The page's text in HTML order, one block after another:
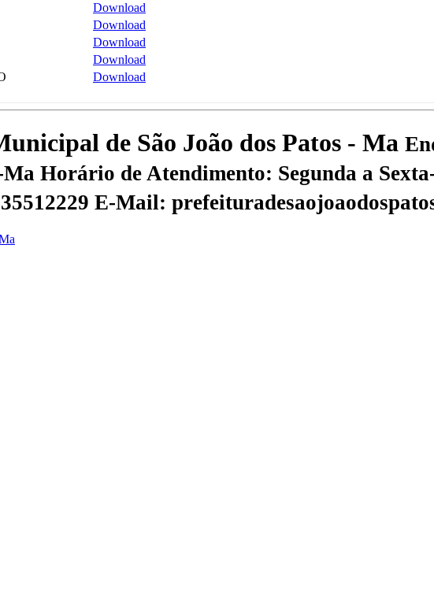
Download
Download
Download
Download
Download
de São João dos Patos - Ma
Ma Horário de Atendimento: Segunda a
E-Mail: